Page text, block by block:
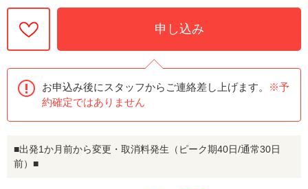
申し込み
お申込み後にスタッフからご連絡差し上げます。
※予
約確定ではありません
■出発1か月前から変更・取消料発生（ピーク期40日/通常30日
前）■